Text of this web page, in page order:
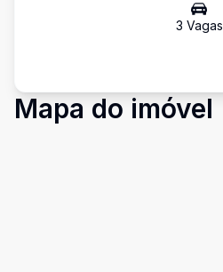
3 Vagas
Mapa do imóvel